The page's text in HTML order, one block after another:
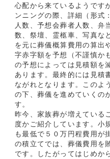
心配から来ているようです
ンニングの際、詳細（形式
人数、予想会葬者人数、弁
数、祭壇、霊柩車、写真な
を元に葬儀概算費用の算出
字赤字額を予想（不謹慎か
の予想によっては見積額を
あります。最終的には見積
ながれとなります。このよ
の下、葬儀を進めていくの
す。
昨今、家族葬が増えている
度かご紹介しています。小
も最低で５０万円程費用が
の積立てでは、葬儀費用を
です。したがってはじめか